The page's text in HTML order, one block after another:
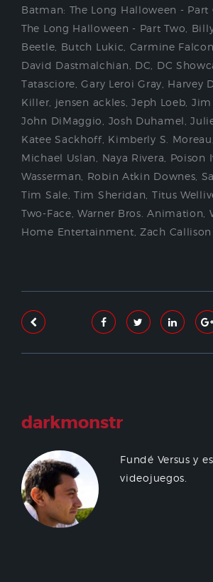
Batman: The Long Halloween - Part
The Long Halloween - Part Two
Beetle Butch Lukic Carmine
David Dastmalchian
DC DC
Tatasciore ,Gary Leroi Gray Harvey
Killer jensen ackles ,Jeph Loeb Jim
John DiMaggio
Josh Duhamel ,
Katee Sackhoff, Kimberly S. Moreau
Michael Uslan
Naya Rivera Poison
Wasserman
Robin Atkin Downes
Tim Sale ,Tim Sheridan Titus
Two-Face ,Warner Bros. Animation
Home Entertainment ,Zach Callison
darkmonstr
Fundé Versus y
videojuegos.